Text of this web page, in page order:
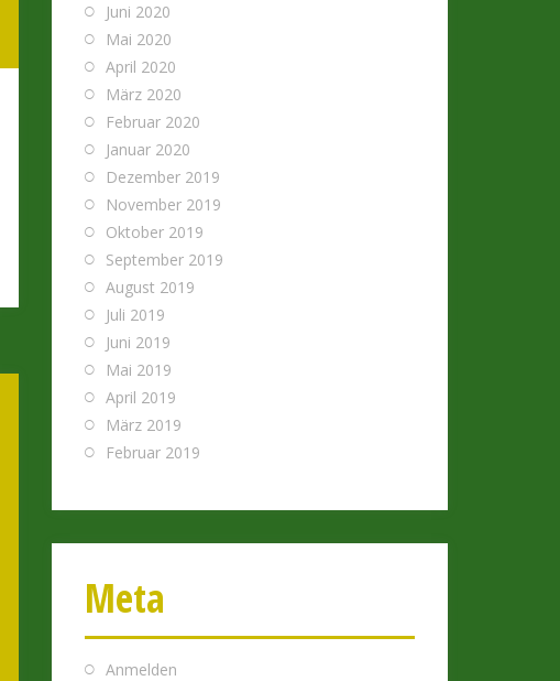
Juni 2020
Mai 2020
April 2020
März 2020
Februar 2020
Januar 2020
Dezember 2019
November 2019
Oktober 2019
September 2019
August 2019
Juli 2019
Juni 2019
Mai 2019
April 2019
März 2019
Februar 2019
Meta
Anmelden